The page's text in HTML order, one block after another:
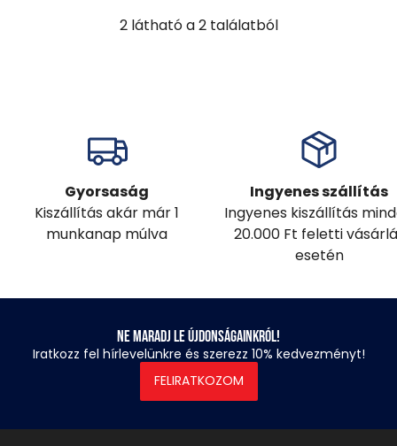
2látható a2találatból
Gyorsaság
Kiszállítás akár már 1
munkanap múlva
Ingyenes szállítás
Ingyenes kiszállítás
20.000 Ft feletti
esetén
Ne maradj le újdonságainkról!
Iratkozz fel hírlevelünkre és szerezz 10% kedvezményt!
FELIRATKOZOM